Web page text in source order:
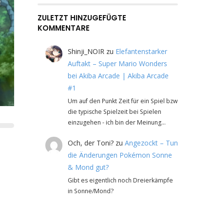
ZULETZT HINZUGEFÜGTE
KOMMENTARE
Shinji_NOIRzu Elefantenstarker
Auftakt – Super Mario Wonders
bei Akiba Arcade | Akiba Arcade
#1
Um auf den Punkt Zeit für ein Spiel bzw
die typische Spielzeit bei Spielen
einzugehen - ich bin der Meinung…
Och, der Toni?zu Angezockt – Tun
die Änderungen Pokémon Sonne
& Mond gut?
Gibt es eigentlich noch Dreierkämpfe
in Sonne/Mond?